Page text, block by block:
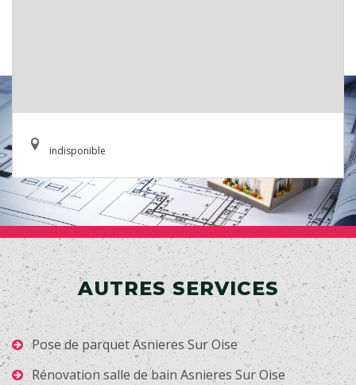
indisponible
AUTRES SERVICES
Pose de parquet Asnieres Sur Oise
Rénovation salle de bain Asnieres Sur Oise